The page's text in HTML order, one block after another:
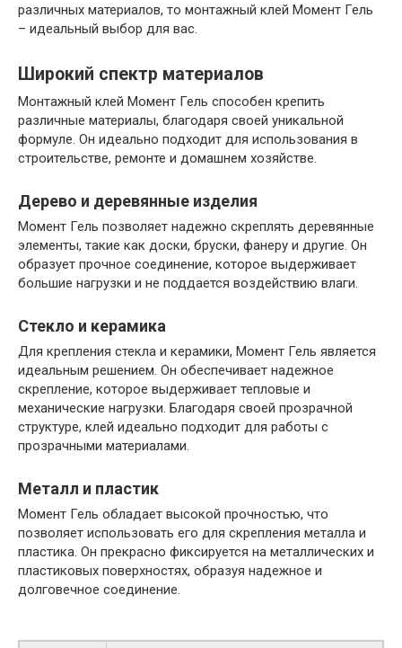
различных материалов, то монтажный клей Момент Гель
– идеальный выбор для вас.
Широкий спектр материалов
Монтажный клей Момент Гель способен крепить
различные материалы, благодаря своей уникальной
формуле. Он идеально подходит для использования в
строительстве, ремонте и домашнем хозяйстве.
Дерево и деревянные изделия
Момент Гель позволяет надежно скреплять деревянные
элементы, такие как доски, бруски, фанеру и другие. Он
образует прочное соединение, которое выдерживает
большие нагрузки и не поддается воздействию влаги.
Стекло и керамика
Для крепления стекла и керамики, Момент Гель является
идеальным решением. Он обеспечивает надежное
скрепление, которое выдерживает тепловые и
механические нагрузки. Благодаря своей прозрачной
структуре, клей идеально подходит для работы с
прозрачными материалами.
Металл и пластик
Момент Гель обладает высокой прочностью, что
позволяет использовать его для скрепления металла и
пластика. Он прекрасно фиксируется на металлических и
пластиковых поверхностях, образуя надежное и
долговечное соединение.